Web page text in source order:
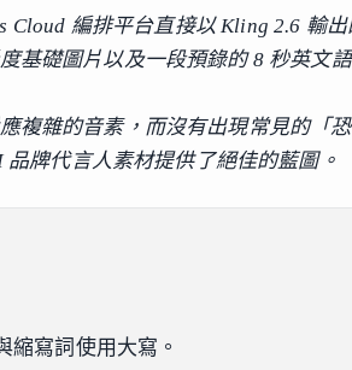
Cloud 編排平台直接以 Kling 2.6 輸
基礎圖片以及一段預錄的 8 秒英文語
複雜的音素，而沒有出現常見的「恐
牌代言人素材提供了絕佳的藍圖。
縮寫詞使用大寫。